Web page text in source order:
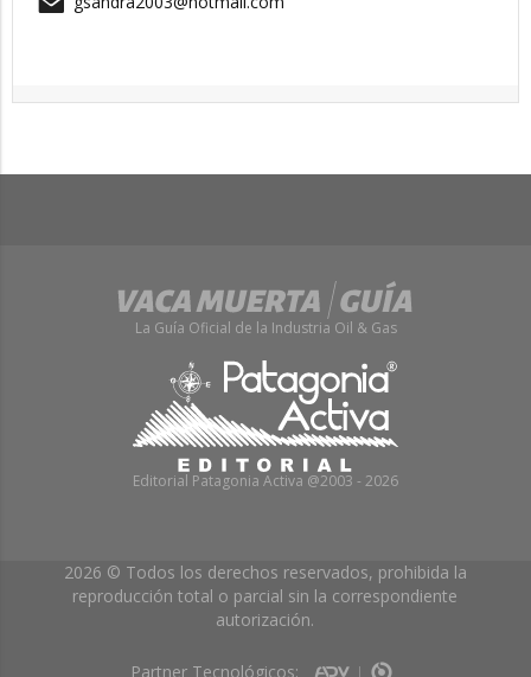
La Guía Oficial de la Industria Oil & Gas
Editorial Patagonia Activa @2003 - 2026
2026 © Todos los derechos reservados, prohibida la
reproducción total o parcial sin la correspondiente
autorización.
Partner Tecnológicos: